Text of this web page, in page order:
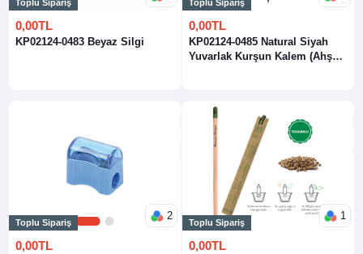
Toplu Sipariş
0,00TL
KP02124-0483 Beyaz Silgi
Toplu Sipariş
0,00TL
KP02124-0485 Natural Siyah
Yuvarlak Kurşun Kalem (Ahşap
1 2
Toplu Sipariş
2
0,00TL
Toplu Sipariş
1
0,00TL